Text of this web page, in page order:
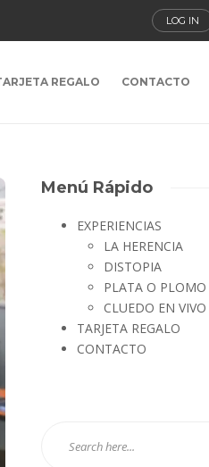
LOG IN
REGALO CONTACTO
Menú Rápido
EXPERIENCIAS
LA HERENCIA
DISTOPIA
PLATA O PLOMO
CLUEDO EN VIVO
TARJETA REGALO
CONTACTO